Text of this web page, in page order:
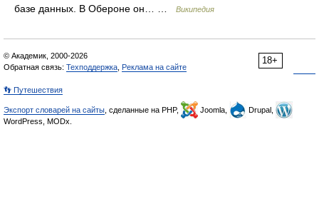
базе данных. В Обероне он… …
Википедия
18+
© Академик, 2000-2026
Обратная связь: Техподдержка Реклама на сайте
👣 Путешествия
Экспорт словарей на сайты , сделанные на PHP, Joomla,
Drupal,
WordPress, MODx.